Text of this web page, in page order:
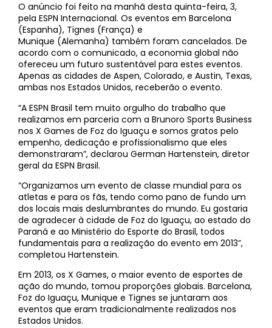
O anúncio foi feito na manhã desta quinta-feira, 3,
pela ESPN Internacional. Os eventos em Barcelona
(Espanha), Tignes (França) e
Munique (Alemanha) também foram cancelados. De
acordo com o comunicado, a economia global não
ofereceu um futuro sustentável para estes eventos.
Apenas as cidades de Aspen, Colorado, e Austin, Texas,
ambas nos Estados Unidos, receberão o evento.
“A ESPN Brasil tem muito orgulho do trabalho que
realizamos em parceria com a Brunoro Sports Business
nos X Games de Foz do Iguaçu e somos gratos pelo
empenho, dedicação e profissionalismo que eles
demonstraram”, declarou German Hartenstein, diretor
geral da ESPN Brasil.
“Organizamos um evento de classe mundial para os
atletas e para os fãs, tendo como pano de fundo um
dos locais mais deslumbrantes do mundo. Eu gostaria
de agradecer à cidade de Foz do Iguaçu, ao estado do
Paraná e ao Ministério do Esporte do Brasil, todos
fundamentais para a realização do evento em 2013”,
completou Hartenstein.
Em 2013, os X Games, o maior evento de esportes de
ação do mundo, tomou proporções globais. Barcelona,
Foz do Iguaçu, Munique e Tignes se juntaram aos
eventos que eram tradicionalmente realizados nos
Estados Unidos.